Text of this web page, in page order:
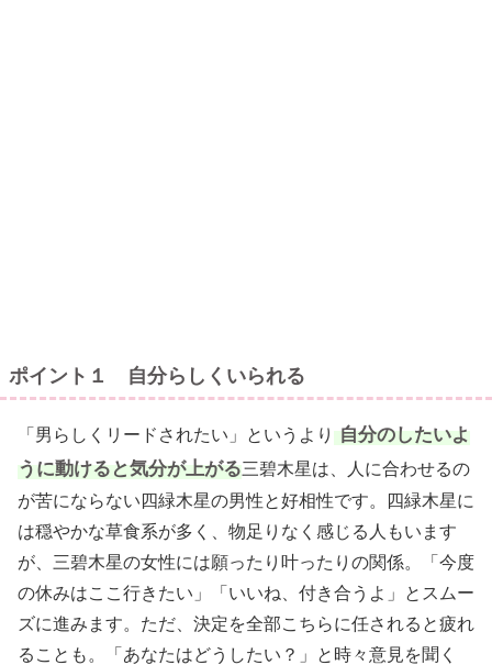
ポイント１ 自分らしくいられる
「男らしくリードされたい」というより 自分のしたいよ
うに動けると気分が上がる三碧木星は、人に合わせるの
が苦にならない四緑木星の男性と好相性です。四緑木星に
は穏やかな草食系が多く、物足りなく感じる人もいます
が、三碧木星の女性には願ったり叶ったりの関係。「今度
の休みはここ行きたい」「いいね、付き合うよ」とスムー
ズに進みます。ただ、決定を全部こちらに任されると疲れ
ることも。「あなたはどうしたい？」と時々意見を聞く